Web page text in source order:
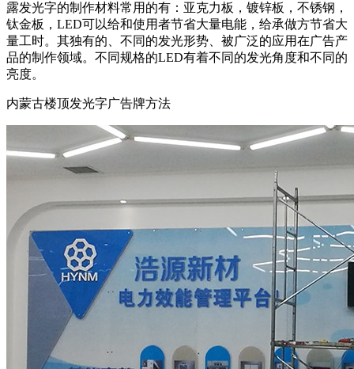
露发光字的制作材料常用的有：亚克力板，镀锌板，不锈钢，
钛金板，LED可以给和使用者节省大量电能，给承做方节省大
量工时。其独有的、不同的发光形势、被广泛的应用在广告产
品的制作领域。不同规格的LED有着不同的发光角度和不同的
亮度。
内蒙古楼顶发光字广告牌方法